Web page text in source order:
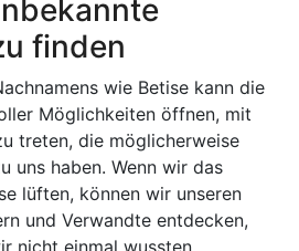
finden
wie Betise kann die
Möglichkeiten öffnen, mit
treten, die möglicherweise
uns haben. Wenn wir das
lüften, können wir unseren
und Verwandte entdecken,
nicht einmal wussten.